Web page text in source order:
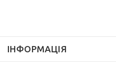
ІНФОРМАЦІЯ